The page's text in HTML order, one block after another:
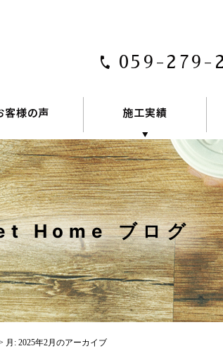
059-279-
Home ブログ
月: 2025年2月 のアーカイブ